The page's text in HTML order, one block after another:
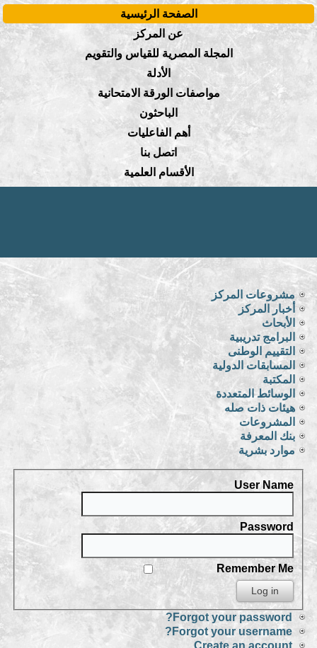
الصفحة الرئيسية
عن المركز
المجلة المصرية للقياس والتقويم
الأدلة
مواصفات الورقة الامتحانية
الباحثون
أهم الفاعليات
اتصل بنا
الأقسام العلمية
مشروعات المركز
أخبار المركز
الأبحاث
البرامج تدريبية
التقييم الوطنى
المسابقات الدولية
المكتبة
الوسائط المتعددة
هيئات ذات صله
المشروعات
بنك المعرفة
موارد بشرية
User Name
Password
Remember Me
Forgot your password?
Forgot your username?
Create an account